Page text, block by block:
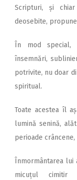
Scripturi, și
deosebite,
În mod special,
însemnări,
potrivite, nu doar
spiritual.
Toate acestea îl
lumină senină,
perioade
Înmormântarea lui
micuțul cimitir